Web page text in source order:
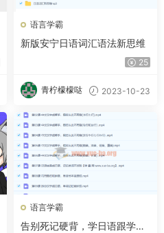
语言学霸
新版安宁日语词汇语法新思维
25
青柠檬檬哒 2023-10-23
语言学霸
告别死记硬背，学日语跟学母